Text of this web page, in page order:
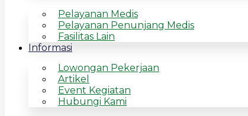
Pelayanan Medis
Pelayanan Penunjang Medis
Fasilitas Lain
Informasi
Lowongan Pekerjaan
Artikel
Event Kegiatan
Hubungi Kami